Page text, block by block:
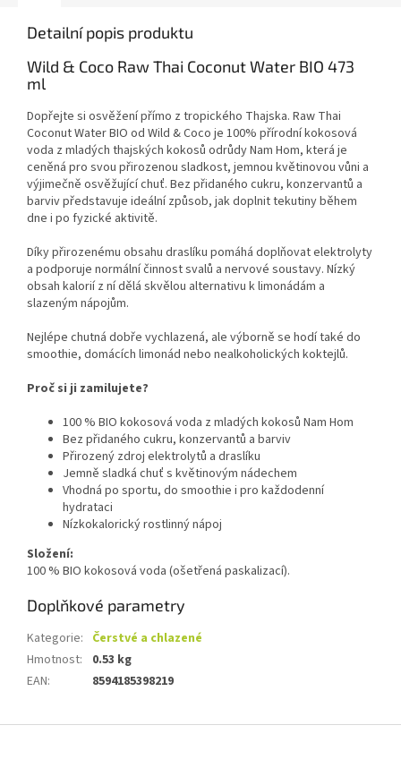
Detailní popis produktu
Wild & Coco Raw Thai Coconut Water BIO 473
ml
Dopřejte si osvěžení přímo z tropického Thajska. Raw Thai
Coconut Water BIO od Wild & Coco je 100% přírodní kokosová
voda z mladých thajských kokosů odrůdy Nam Hom, která je
ceněná pro svou přirozenou sladkost, jemnou květinovou vůni a
výjimečně osvěžující chuť. Bez přidaného cukru, konzervantů a
barviv představuje ideální způsob, jak doplnit tekutiny během
dne i po fyzické aktivitě.
Díky přirozenému obsahu draslíku pomáhá doplňovat elektrolyty
a podporuje normální činnost svalů a nervové soustavy. Nízký
obsah kalorií z ní dělá skvělou alternativu k limonádám a
slazeným nápojům.
Nejlépe chutná dobře vychlazená, ale výborně se hodí také do
smoothie, domácích limonád nebo nealkoholických koktejlů.
Proč si ji zamilujete?
100 % BIO kokosová voda z mladých kokosů Nam Hom
Bez přidaného cukru, konzervantů a barviv
Přirozený zdroj elektrolytů a draslíku
Jemně sladká chuť s květinovým nádechem
Vhodná po sportu, do smoothie i pro každodenní
hydrataci
Nízkokalorický rostlinný nápoj
Složení:
100 % BIO kokosová voda (ošetřená paskalizací).
Doplňkové parametry
Kategorie: Čerstvé a chlazené
Hmotnost:
0.53 kg
EAN: 8594185398219